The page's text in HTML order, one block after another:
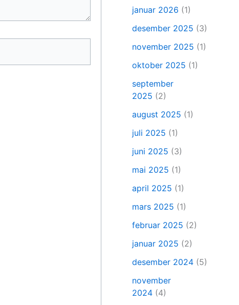
januar 2026 (1)
desember 2025 (3)
november 2025 (1)
oktober 2025 (1)
september
2025 (2)
august 2025 (1)
juli 2025 (1)
juni 2025 (3)
mai 2025 (1)
april 2025 (1)
mars 2025 (1)
februar 2025 (2)
januar 2025 (2)
desember 2024 (5)
november
2024 (4)